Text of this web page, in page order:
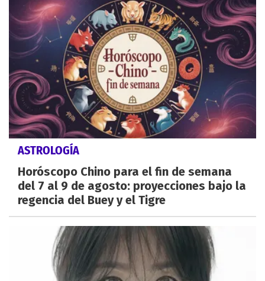
ASTROLOGÍA
Horóscopo Chino para el fin de semana
del 7 al 9 de agosto: proyecciones bajo la
regencia del Buey y el Tigre